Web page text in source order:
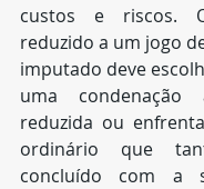
custos e riscos.
reduzido a um jogo
imputado deve
uma
reduzida ou
ordinário que
concluído com a